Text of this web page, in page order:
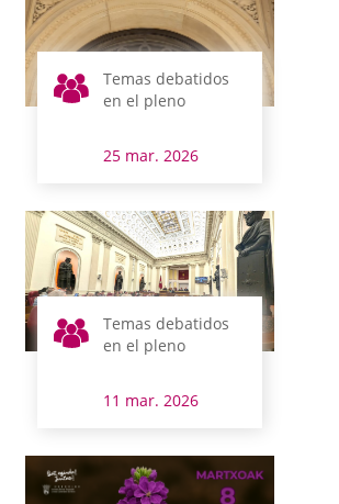
Temas debatidos
en el pleno
25 mar. 2026
Temas debatidos
en el pleno
11 mar. 2026